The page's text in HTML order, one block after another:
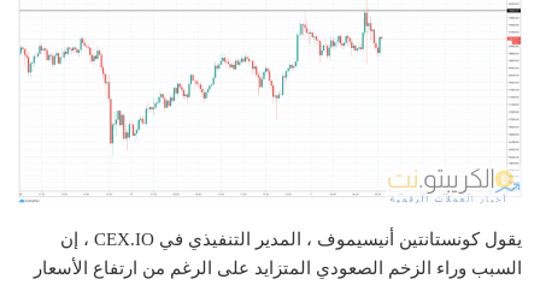
يقول كونستانتين أنيسيموف ، المدير التنفيذي في CEX.IO ، إن
السبب وراء الزخم الصعودي المتزايد على الرغم من ارتفاع الأسعار